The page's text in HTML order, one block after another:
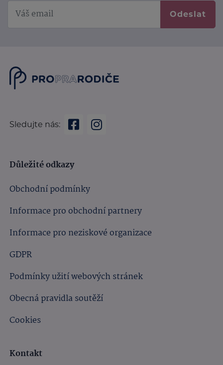
Odeslat
Sledujte nás:
Důležité odkazy
Obchodní podmínky
Informace pro obchodní partnery
Informace pro neziskové organizace
GDPR
Podmínky užití webových stránek
Obecná pravidla soutěží
Cookies
Kontakt